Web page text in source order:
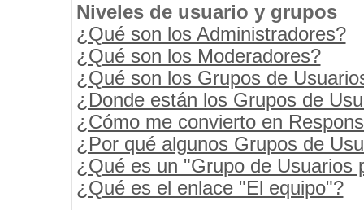
Niveles de usuario y grupos
¿Qué son los Administradores?
¿Qué son los Moderadores?
¿Qué son los Grupos de
¿Donde están los Grupos de
¿Cómo me convierto en
¿Por qué algunos Grupos de
¿Qué es un "Grupo de Usuarios
¿Qué es el enlace "El equipo"?